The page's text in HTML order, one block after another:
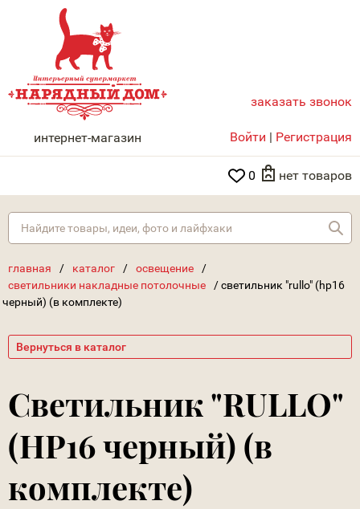
НАРЯДНЫЙ ДОМ
интернет-магазин
заказать звонок
Войти | Регистрация
0 нет товаров
главная / каталог / освещение
/
светильники накладные потолочные
/светильник "rullo" (hp16
черный) (в комплекте)
Вернуться в каталог
Светильник "RULLO"
(HP16 черный) (в
комплекте)